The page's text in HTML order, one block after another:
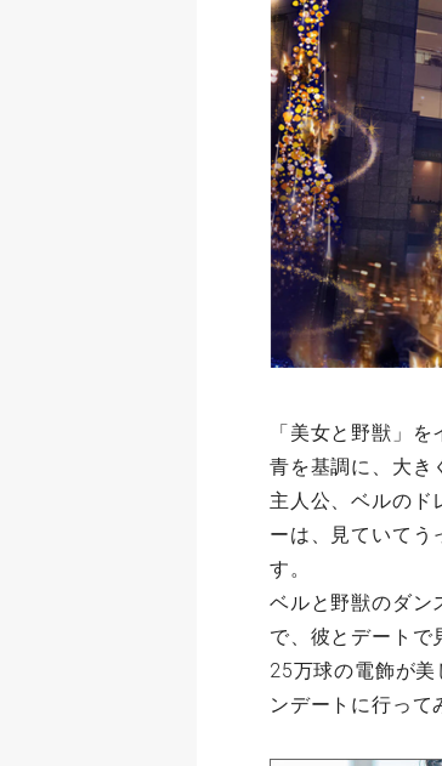
「美女と野獣」
青を基調に、大き
主人公、ベルのド
ーは、見ていてう
す。
ベルと野獣のダン
で、彼とデートで
25万球の電飾が
ンデートに行って